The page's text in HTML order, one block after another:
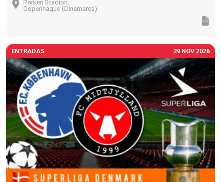
Parken Stadion,
Copenhague (Dinamarca)
ENTRADAS 29 NOV 2026